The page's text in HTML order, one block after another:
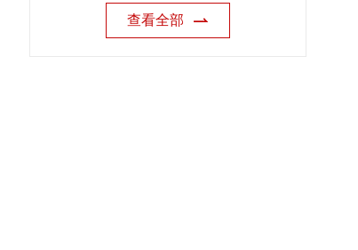
查看全部